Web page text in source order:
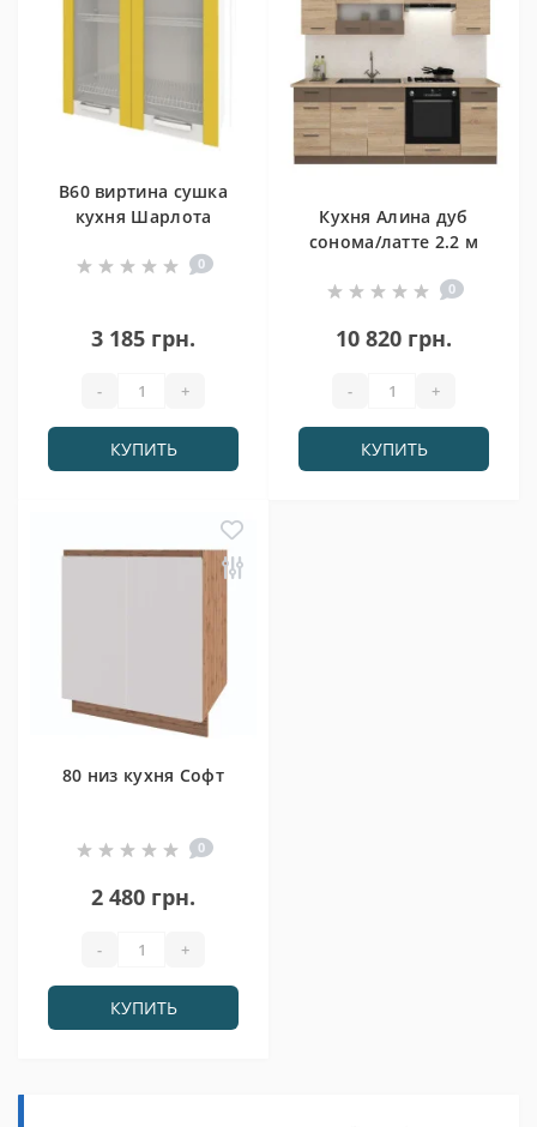
В60 виртина сушка
кухня Шарлота
0
3 185 грн.
- +
КУПИТЬ
Кухня Алина дуб
сонома/латте 2.2 м
0
10 820 грн.
- +
КУПИТЬ
80 низ кухня Софт
0
2 480 грн.
- +
КУПИТЬ